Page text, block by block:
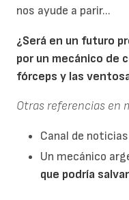
nos ayude a parir...
¿Será en un futuro
por un mecánico de
fórceps y las
Otras referencias en
Canal de
Un mecánico
que podría